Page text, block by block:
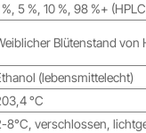
%, 5 %, 10 %, 98 %+
Blütenstand von
(lebensmittelecht)
°C
8°C, verschlossen,